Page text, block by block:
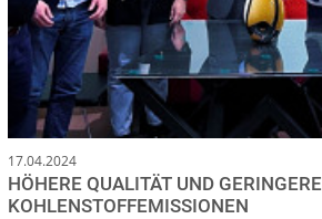
17.04.2024
HÖHERE QUALITÄT UND GERINGERE
KOHLENSTOFFEMISSIONEN